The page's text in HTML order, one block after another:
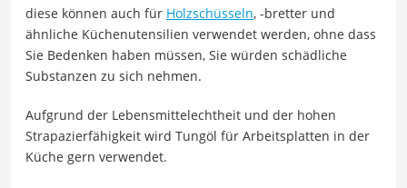
diese können auch für Holzschüsseln, -bretter und
ähnliche Küchenutensilien verwendet werden, ohne dass
Sie Bedenken haben müssen, Sie würden schädliche
Substanzen zu sich nehmen.
Aufgrund der Lebensmittelechtheit und der hohen
Strapazierfähigkeit wird Tungöl für Arbeitsplatten in der
Küche gern verwendet.